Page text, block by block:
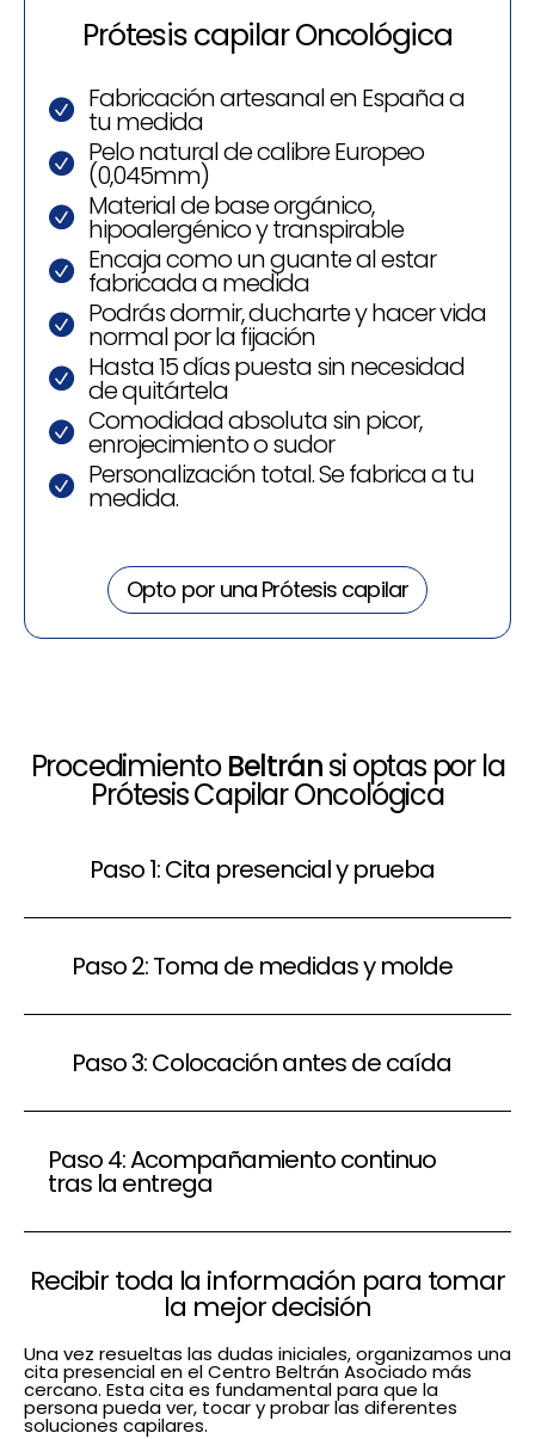
Prótesis capilar Oncológica
Fabricación artesanal en España a
tu medida
Pelo natural de calibre Europeo
(0,045mm)
Material de base orgánico,
hipoalergénico y transpirable
Encaja como un guante al estar
fabricada a medida
Podrás dormir, ducharte y hacer vida
normal por la fijación
Hasta 15 días puesta sin necesidad
de quitártela
Comodidad absoluta sin picor,
enrojecimiento o sudor
Personalización total. Se fabrica a tu
medida.
Opto por una Prótesis capilar
ProcedimientoBeltránsi optas por la
Prótesis Capilar Oncológica
Paso 1: Cita presencial y prueba
Paso 2: Toma de medidas y molde
Paso 3: Colocación antes de caída
Paso 4: Acompañamiento continuo
tras la entrega
Recibir toda la información para tomar
la mejor decisión
Una vez resueltas las dudas iniciales, organizamos una
cita presencial en el Centro Beltrán Asociado más
cercano. Esta cita es fundamental para que la
persona pueda ver, tocar y probar las diferentes
soluciones capilares.